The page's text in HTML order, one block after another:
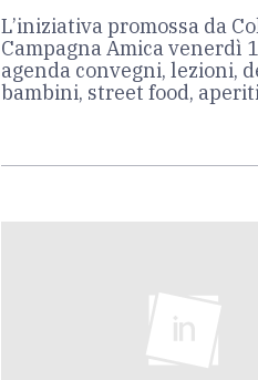
L’iniziativa promossa da
Campagna Amica venerdì
agenda convegni, lezioni,
bambini, street food,